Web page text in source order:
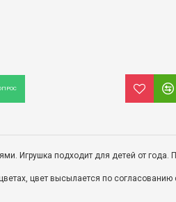
Игрушка подходит для детей от года.
цвет высылается по согласованию